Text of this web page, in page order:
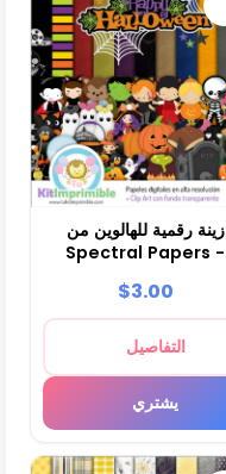
زينة رقمية للهالوين من
Spectral Papers -
$3.00
التفاصيل
يشتري